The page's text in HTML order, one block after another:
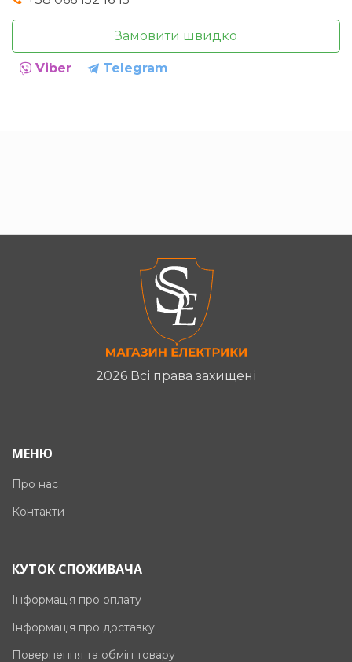
Замовити швидко
Viber Telegram
2026 Всі права захищені
МЕНЮ
Про нас
Контакти
КУТОК СПОЖИВАЧА
Інформація про оплату
Інформація про доставку
Повернення та обмін товару